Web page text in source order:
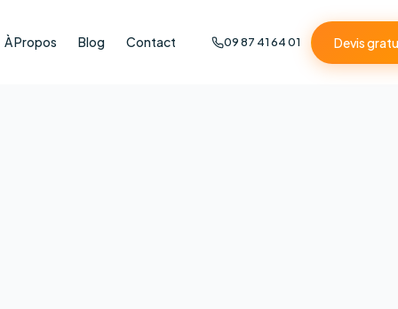
À Propos Blog Contact 09 87 41 64 01 Devis